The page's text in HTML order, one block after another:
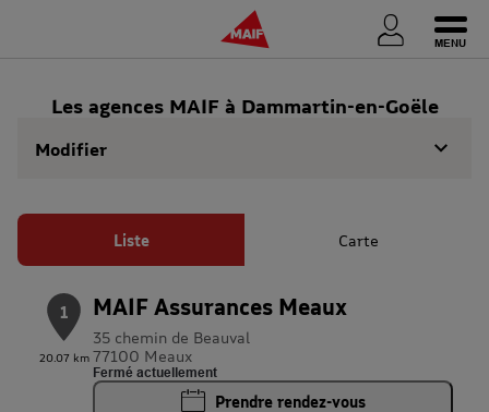
Les agences MAIF à Dammartin-en-Goële
Modifier
Liste Carte
1
20.07 km
MAIF Assurances Meaux
35 chemin de Beauval
77100 Meaux
Fermé actuellement
Prendre rendez-vous